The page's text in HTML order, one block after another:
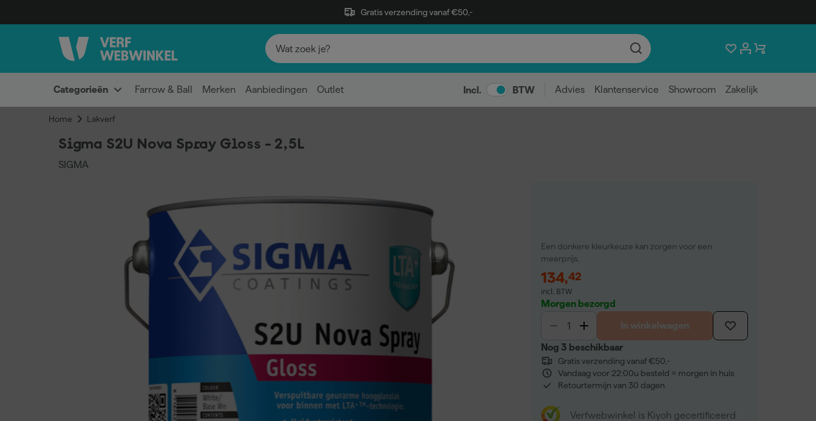
Gratis verzending vanaf €50,-
Categorieën Farrow & Ball Merken Aanbiedingen Outlet Incl. BTW Advies Klantenservice Showroom Zakelijk
Home Lakverf
Sigma S2U Nova Spray Gloss - 2,5L
SIGMA
Een donkere kleurkeuze kan zorgen voor een
meerprijs.
134,42
incl. BTW
Morgen bezorgd
In winkelwagen
Nog 3 beschikbaar
Gratis verzending vanaf €50,-
Vandaag voor 22:00u besteld = morgen in huis
Retourtermijn van 30 dagen
Verfwebwinkel is Kiyoh gecertificeerd